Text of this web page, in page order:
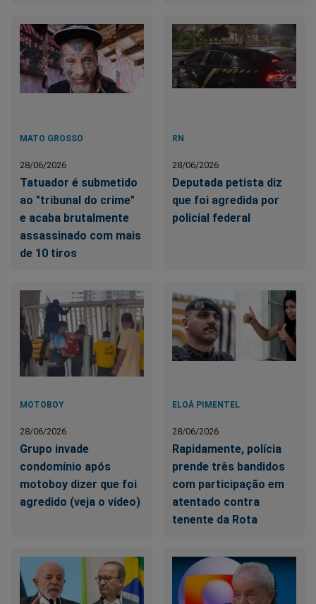
MATO GROSSO
28/06/2026
Tatuador é submetido
ao "tribunal do crime"
e acaba brutalmente
assassinado com mais
de 10 tiros
RN
28/06/2026
Deputada petista diz
que foi agredida por
policial federal
MOTOBOY
28/06/2026
Grupo invade
condomínio após
motoboy dizer que foi
agredido (veja o vídeo)
ELOÁ PIMENTEL
28/06/2026
Rapidamente, polícia
prende três bandidos
com participação em
atentado contra
tenente da Rota